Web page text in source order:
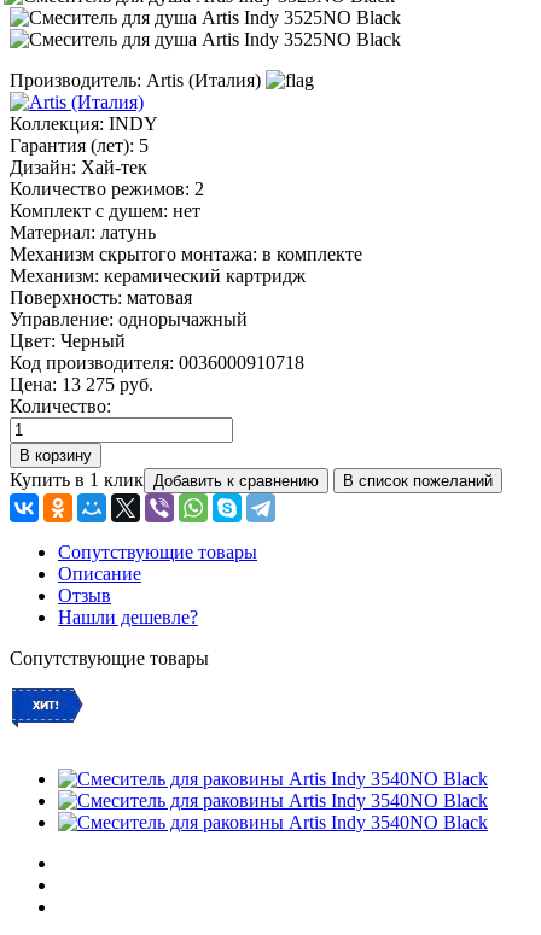
Производитель: Artis (Италия)
Коллекция: INDY
Гарантия (лет): 5
Дизайн: Хай-тек
Количество режимов: 2
Комплект с душем: нет
Материал: латунь
Механизм скрытого монтажа: в комплекте
Механизм: керамический картридж
Поверхность: матовая
Управление: однорычажный
Цвет: Черный
Код производителя: 0036000910718
Цена: 13 275 руб.
Количество:
Купить в 1 клик
Сопутствующие товары
Описание
Отзыв
Нашли дешевле?
Сопутствующие товары